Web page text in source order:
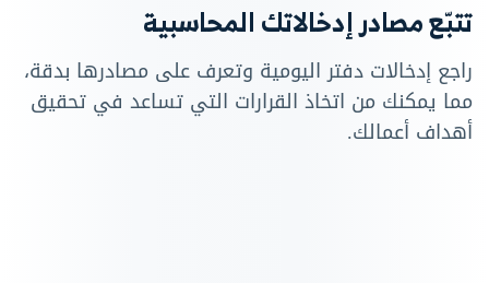
تتبّع مصادر إدخالاتك المحاسبية
راجع إدخالات دفتر اليومية وتعرف على مصادرها بدقة،
مما يمكنك من اتخاذ القرارات التي تساعد في تحقيق
أهداف أعمالك.